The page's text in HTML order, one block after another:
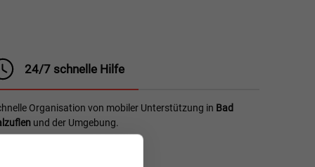
24/7 schnelle Hilfe
Organisation von mobiler Unterstützung in Bad
und der Umgebung.